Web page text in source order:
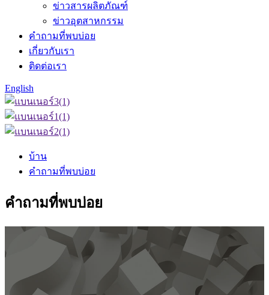
ข่าวสารผลิตภัณฑ์
ข่าวอุตสาหกรรม
คำถามที่พบบ่อย
เกี่ยวกับเรา
ติดต่อเรา
English
บ้าน
คำถามที่พบบ่อย
คำถามที่พบบ่อย